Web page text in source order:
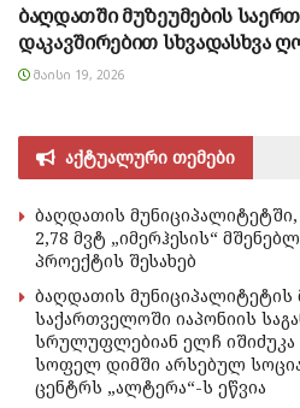
ბაღდათში მუზეუმების
დაკავშირებით სხვადასხვა
ᲛᲐᲘᲡᲘ 19, 2026
აქტუალური თემები
ბაღდათის
2,78 მვტ „იმერჰესის“
პროექტის შესახებ
ბაღდათის მუნიციპალიტეტის
საქართველოში იაპონიის
სრულუფლებიან ელჩ იშიძუკა
სოფელ დიმში არსებულ
ცენტრს „ალტერა“-ს ეწვია